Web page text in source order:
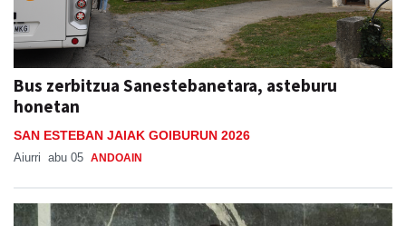
Bus zerbitzua Sanestebanetara, asteburu
honetan
SAN ESTEBAN JAIAK GOIBURUN 2026
Aiurri abu 05 ANDOAIN